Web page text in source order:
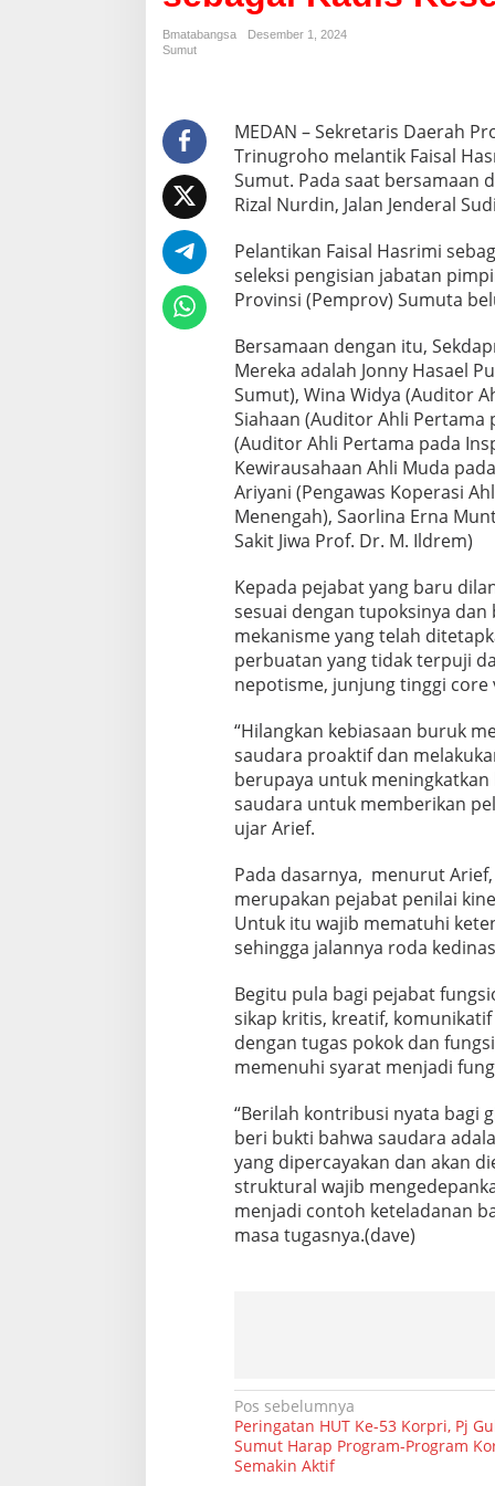
r
t
L
a
t
k
F
i
s
a
H
a
s
r
i
m
i
e
b
a
g
a
i
a
d
i
s
K
e
h
a
t
a
n
Bmatabangsa
Desember 1, 2024
Sumut
MEDAN – Sekretaris Daerah
Trinugroho melantik Faisal
Sumut. Pada saat bersamaan
Rizal Nurdin, Jalan Jenderal
Pelantikan Faisal Hasrimi
seleksi pengisian jabatan
Provinsi (Pemprov) Sumuta
Bersamaan dengan itu,
Mereka adalah Jonny Hasael
Sumut), Wina Widya (Auditor
Siahaan (Auditor Ahli Pertama
(Auditor Ahli Pertama pada
Kewirausahaan Ahli Muda
Ariyani (Pengawas Koperasi
Menengah), Saorlina Erna
Sakit Jiwa Prof. Dr. M. Ildrem)
Kepada pejabat yang baru
sesuai dengan tupoksinya
mekanisme yang telah
perbuatan yang tidak terpuji
nepotisme, junjung tinggi core
“Hilangkan kebiasaan buruk
saudara proaktif dan
berupaya untuk
saudara untuk memberikan
ujar Arief.
Pada dasarnya, menurut
merupakan pejabat penilai
Untuk itu wajib mematuhi
sehingga jalannya roda
Begitu pula bagi pejabat
sikap kritis, kreatif,
dengan tugas pokok dan
memenuhi syarat menjadi
“Berilah kontribusi nyata bagi
beri bukti bahwa saudara
yang dipercayakan dan akan
struktural wajib
menjadi contoh keteladanan
masa tugasnya.(dave)
N
a
v
Pos sebelumnya
Peringatan HUT Ke-53 Korpri, Pj
Sumut Harap Program-Program
Semakin Aktif